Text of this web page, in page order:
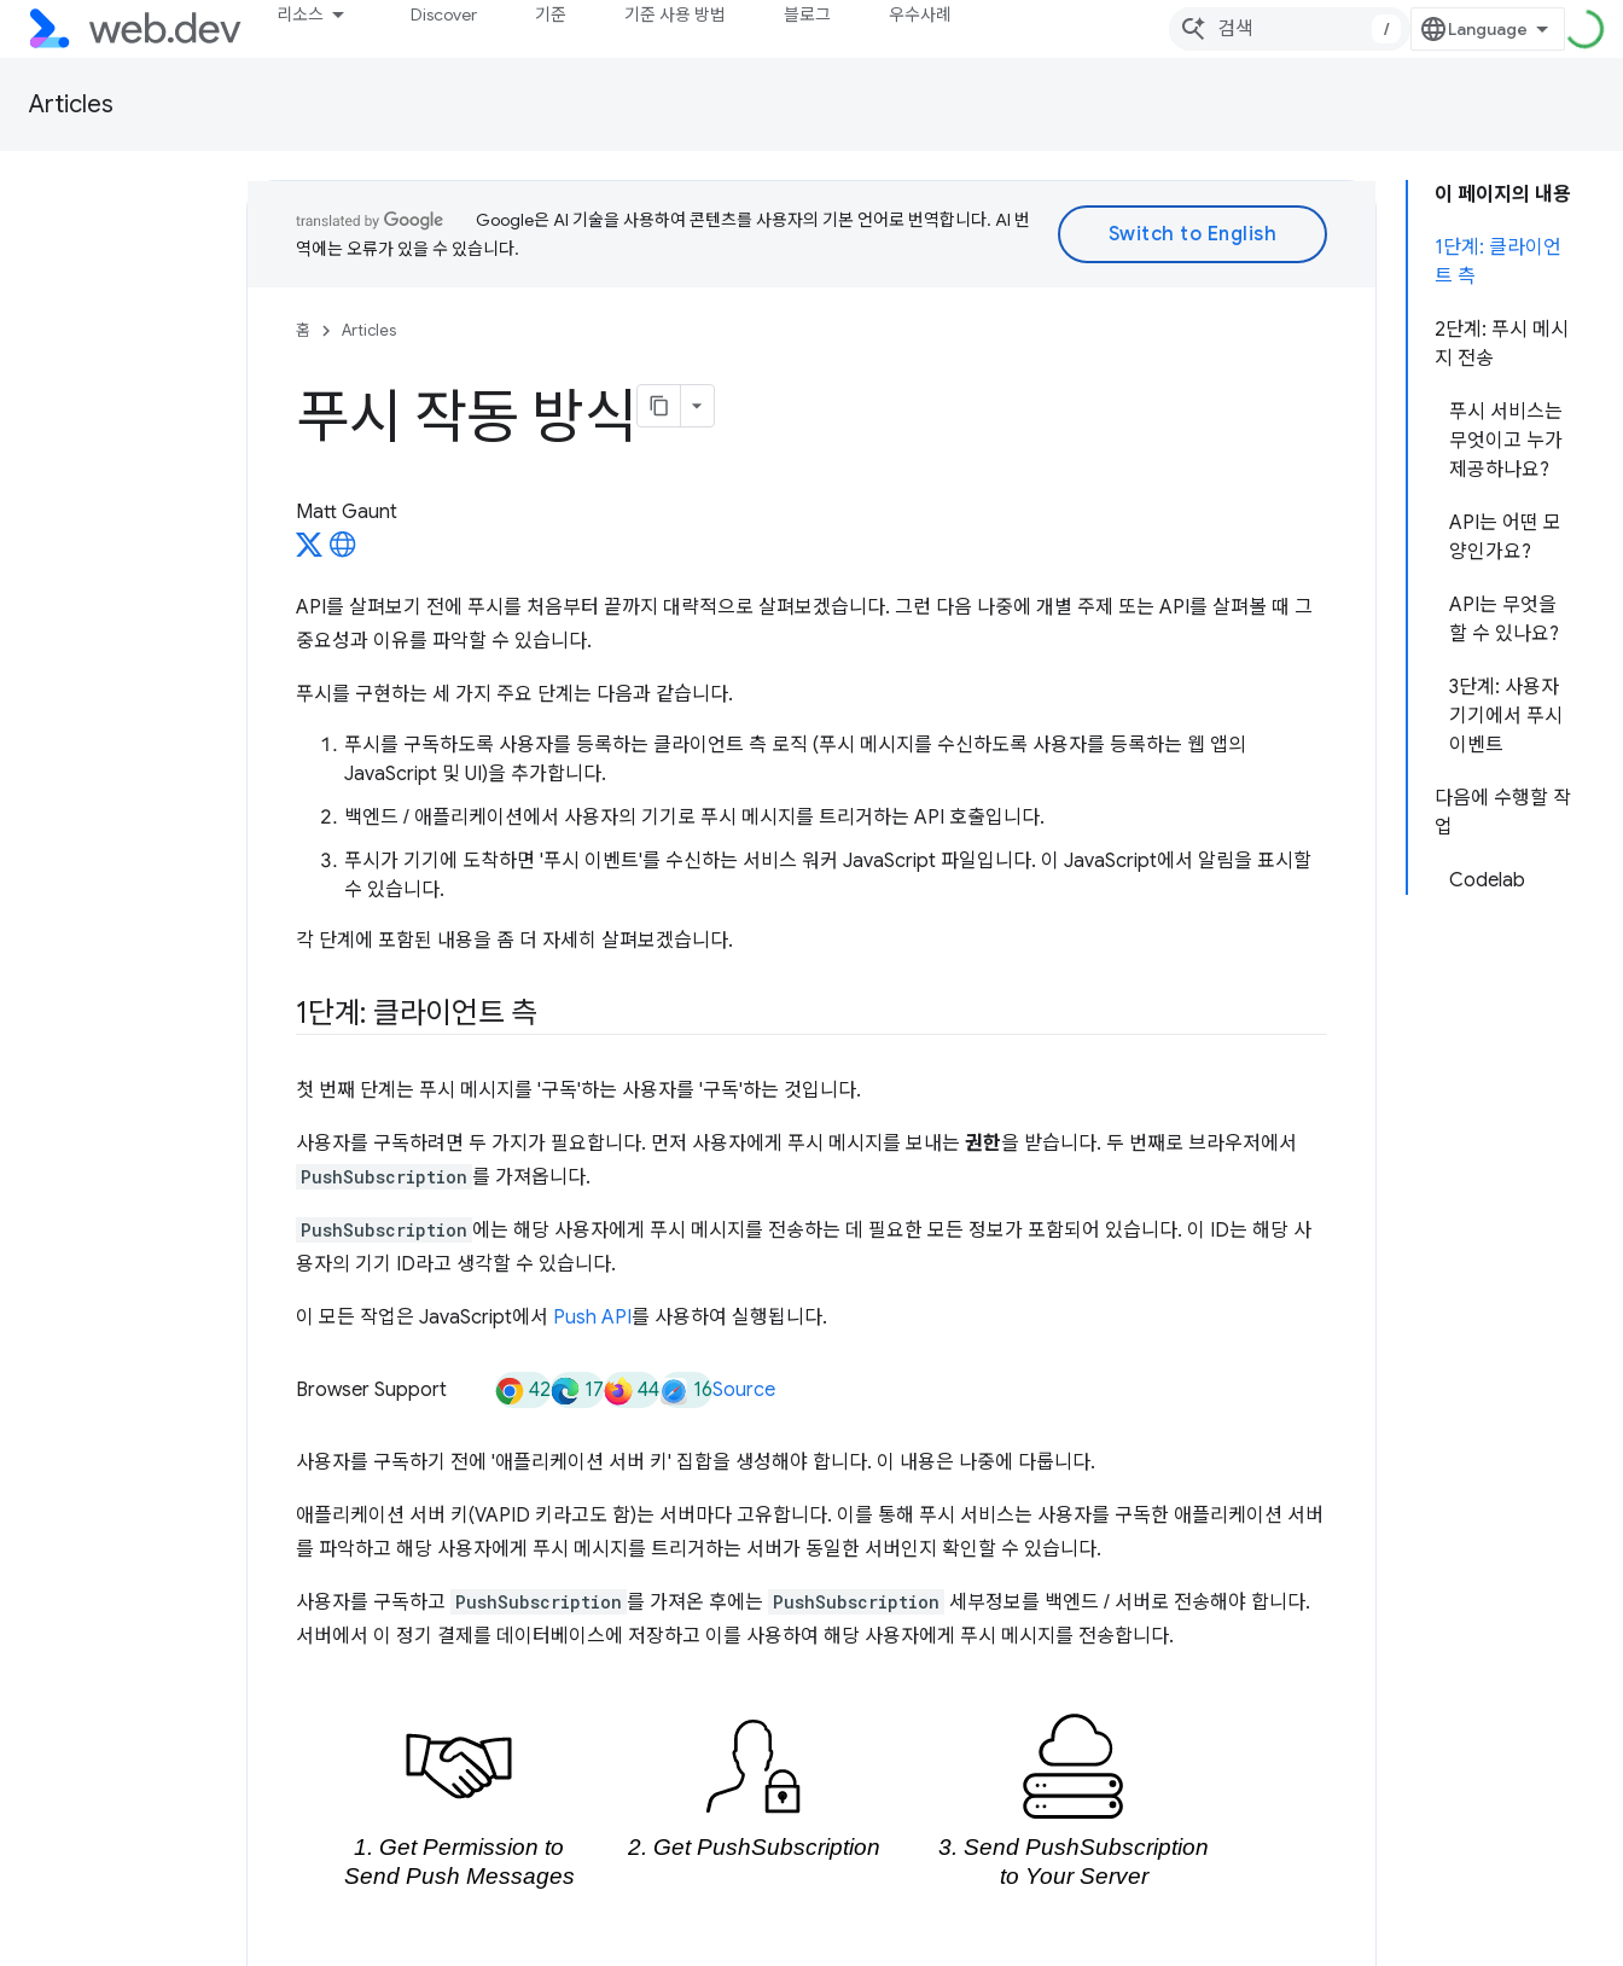
리소스 Discover 기준 기준 사용 방법 블로그 우수사례
/
Articles
이 페이지의 내용
1단계: 클라이언
트 측
2단계: 푸시 메시
지 전송
푸시 서비스는
무엇이고 누가
제공하나요?
API는 어떤 모
양인가요?
API는 무엇을
할 수 있나요?
3단계: 사용자
기기에서 푸시
이벤트
다음에 수행할 작
업
Codelab
Google은 AI 기술을 사용하여 콘텐츠를 사용자의 기본 언어로 번역합니다. AI 번
역에는 오류가 있을 수 있습니다.
홈 Articles
푸시 작동 방식
Matt Gaunt
API를 살펴보기 전에 푸시를 처음부터 끝까지 대략적으로 살펴보겠습니다. 그런 다음 나중에 개별 주제 또는 API를 살펴볼 때 그
중요성과 이유를 파악할 수 있습니다.
푸시를 구현하는 세 가지 주요 단계는 다음과 같습니다.
푸시를 구독하도록 사용자를 등록하는 클라이언트 측 로직 (푸시 메시지를 수신하도록 사용자를 등록하는 웹 앱의
JavaScript 및 UI)을 추가합니다.
백엔드 / 애플리케이션에서 사용자의 기기로 푸시 메시지를 트리거하는 API 호출입니다.
푸시가 기기에 도착하면 '푸시 이벤트'를 수신하는 서비스 워커 JavaScript 파일입니다. 이 JavaScript에서 알림을 표시할
수 있습니다.
각 단계에 포함된 내용을 좀 더 자세히 살펴보겠습니다.
1단계: 클라이언트 측
첫 번째 단계는 푸시 메시지를 '구독'하는 사용자를 '구독'하는 것입니다.
사용자를 구독하려면 두 가지가 필요합니다. 먼저 사용자에게 푸시 메시지를 보내는 권한을 받습니다. 두 번째로 브라우저에서
PushSubscription 를 가져옵니다.
PushSubscription 에는 해당 사용자에게 푸시 메시지를 전송하는 데 필요한 모든 정보가 포함되어 있습니다. 이 ID는 해당 사
용자의 기기 ID라고 생각할 수 있습니다.
이 모든 작업은 JavaScript에서 Push API를 사용하여 실행됩니다.
Browser Support 42 17 44 16Source
사용자를 구독하기 전에 '애플리케이션 서버 키' 집합을 생성해야 합니다. 이 내용은 나중에 다룹니다.
애플리케이션 서버 키(VAPID 키라고도 함)는 서버마다 고유합니다. 이를 통해 푸시 서비스는 사용자를 구독한 애플리케이션 서버
를 파악하고 해당 사용자에게 푸시 메시지를 트리거하는 서버가 동일한 서버인지 확인할 수 있습니다.
사용자를 구독하고 PushSubscription 를 가져온 후에는 PushSubscription 세부정보를 백엔드 / 서버로 전송해야 합니다.
서버에서 이 정기 결제를 데이터베이스에 저장하고 이를 사용하여 해당 사용자에게 푸시 메시지를 전송합니다.